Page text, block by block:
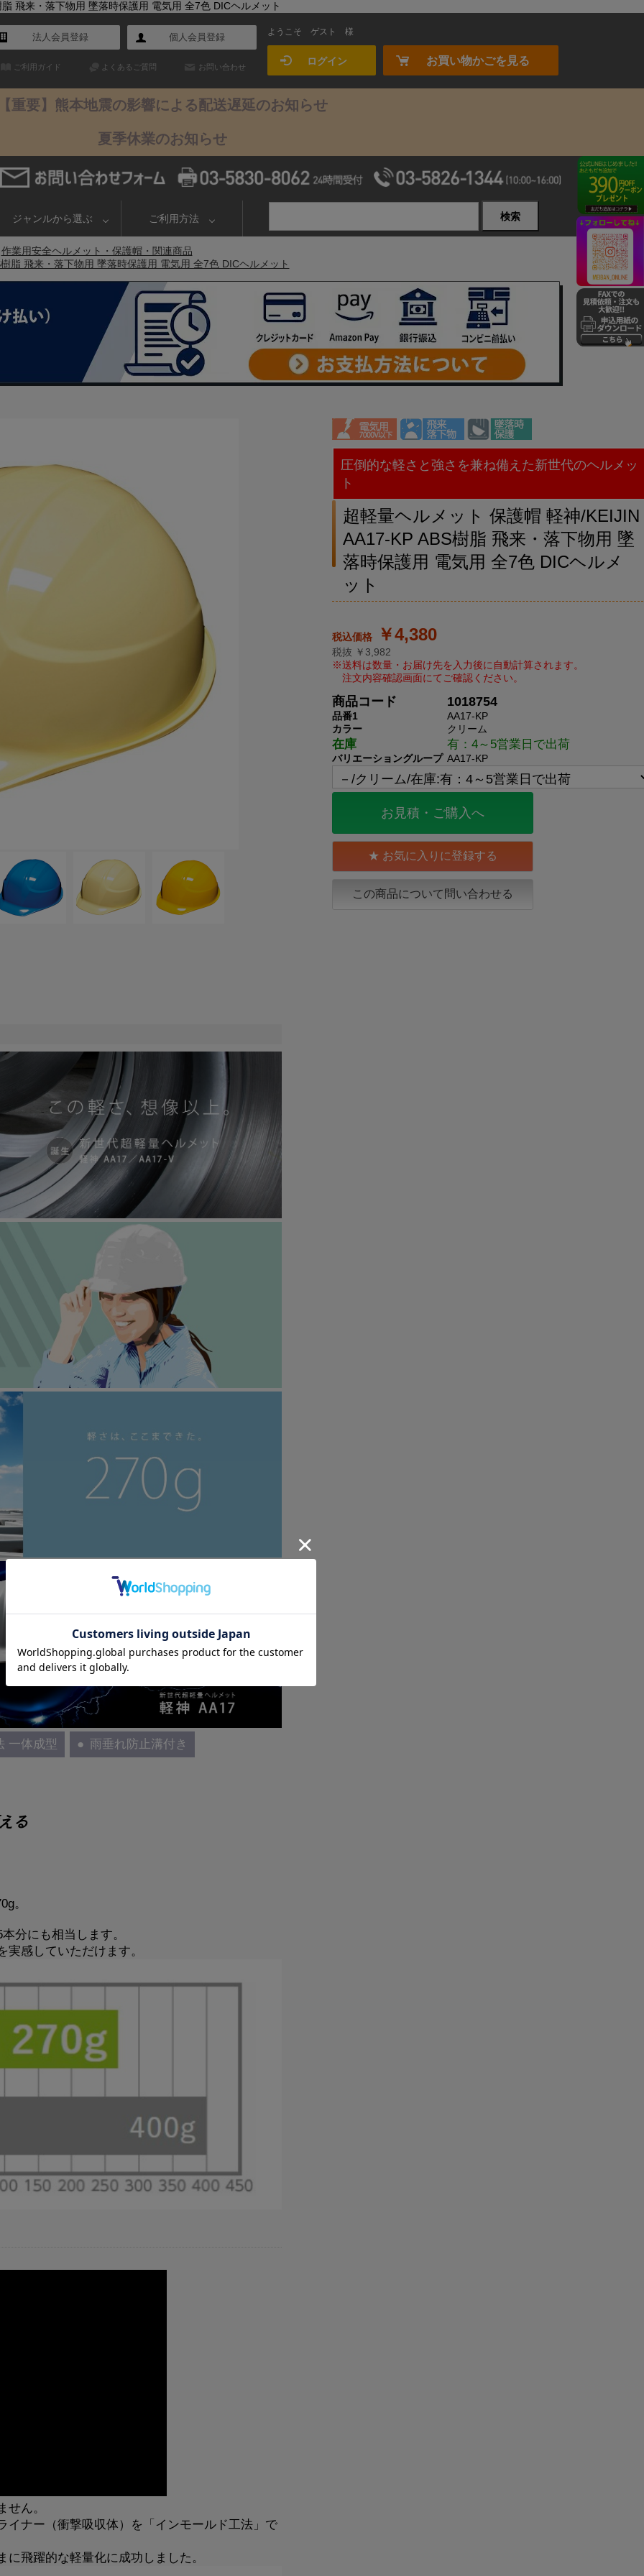
飛来・落下物用 墜落時保護用 電気用 全7色 DICヘルメット
法人会員登録 個人会員登録
ご利用ガイド よくあるご質問 お問い合わせ
ようこそ ゲスト 様
ログイン お買い物かごを見る
重要】熊本地震の影響による配送遅延のお知らせ
夏季休業のお知らせ
ジャンルから選ぶ ご利用方法 検索
作業用安全ヘルメット・保護帽・関連商品
脂 飛来・落下物用 墜落時保護用 電気用 全7色 DICヘルメット
一体成型 雨垂れ防止溝付き
る
。
分にも相当します。
感していただけます。
ん。
イナー（衝撃吸収体）を「インモールド工法」で
飛躍的な軽量化に成功しました。
圧倒的な軽さと強さを兼ね備えた新世代のヘルメッ
ト
超軽量ヘルメット 保護帽 軽神/KEIJIN
AA17-KP ABS樹脂 飛来・落下物用 墜
落時保護用 電気用 全7色 DICヘルメ
ット
￥4,380
税抜 ￥3,982
商品コード 1018754
品番1
AA17-KP
カラー
クリーム
在庫 有：4～5営業日で出荷
バリエーショングループ AA17-KP
お見積・ご購入へ
この商品について問い合わせる
お気に入りに登録する